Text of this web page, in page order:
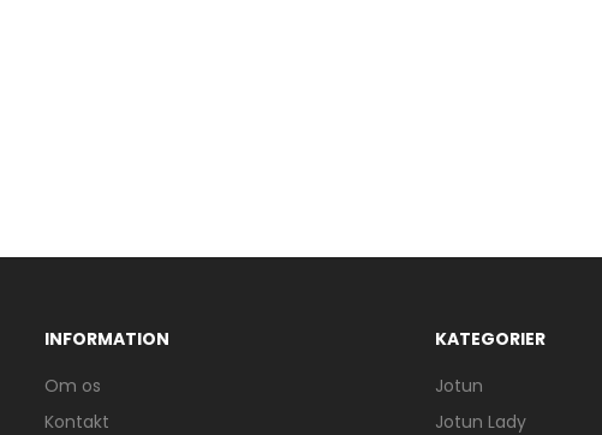
INFORMATION
Om os
Kontakt
KATEGORIER
Jotun
Jotun Lady